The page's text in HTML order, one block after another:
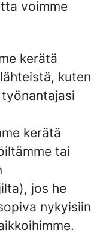
voimme
kerätä
kuten
kerätä
tai
jos he
nykyisiin